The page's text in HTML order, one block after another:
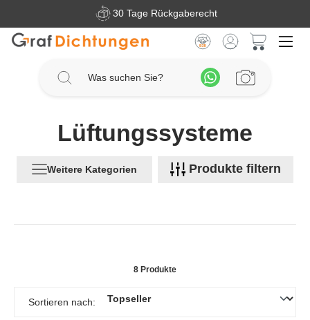
Zum Hauptinhalt springen30 Tage Rückgaberecht
Lüftungssysteme
Weitere Kategorien Produkte filtern
8 Produkte
Sortieren nach: